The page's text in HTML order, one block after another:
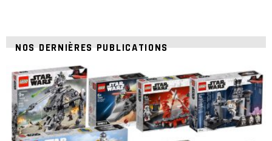
NOS DERNIÈRES PUBLICATIONS